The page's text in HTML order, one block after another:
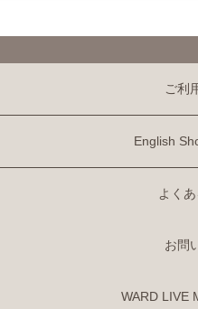
ご利
English
よく
お問
WARD LIVE